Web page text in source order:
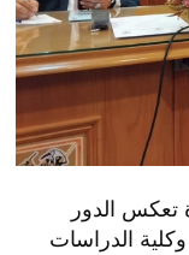
تعكس الدور
الدراسات